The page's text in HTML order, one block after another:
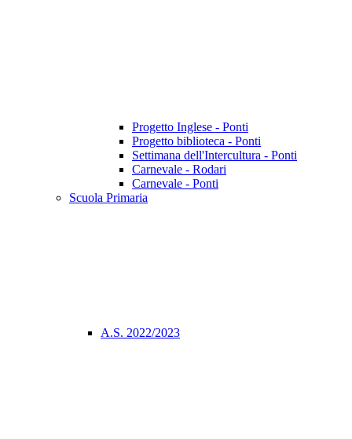
Progetto Inglese - Ponti
Progetto biblioteca - Ponti
Settimana dell'Intercultura - Ponti
Carnevale - Rodari
Carnevale - Ponti
Scuola Primaria
A.S. 2022/2023